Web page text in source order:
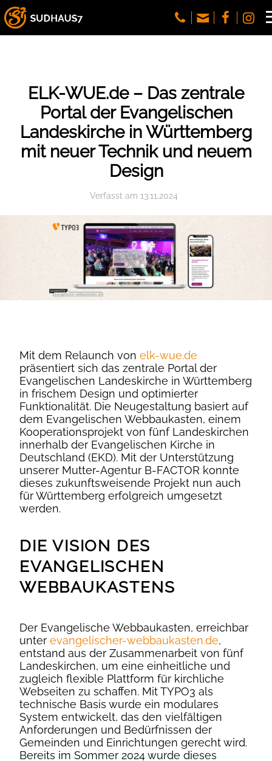
ELK-WUE.de – Das zentrale
Portal der Evangelischen
Landeskirche in Württemberg
mit neuer Technik und neuem
Design
Verfasst am 13.11.2024
Mit dem Relaunch von elk-wue.de
präsentiert sich das zentrale Portal der
Evangelischen Landeskirche in Württemberg
in frischem Design und optimierter
Funktionalität. Die Neugestaltung basiert auf
dem Evangelischen Webbaukasten, einem
Kooperationsprojekt von fünf Landeskirchen
innerhalb der Evangelischen Kirche in
Deutschland (EKD). Mit der Unterstützung
unserer Mutter-Agentur B-FACTOR konnte
dieses zukunftsweisende Projekt nun auch
für Württemberg erfolgreich umgesetzt
werden.
DIE VISION DES
EVANGELISCHEN
WEBBAUKASTENS
Der Evangelische Webbaukasten, erreichbar
unter evangelischer-webbaukasten.de,
entstand aus der Zusammenarbeit von fünf
Landeskirchen, um eine einheitliche und
zugleich flexible Plattform für kirchliche
Webseiten zu schaffen. Mit TYPO3 als
technische Basis wurde ein modulares
System entwickelt, das den vielfältigen
Anforderungen und Bedürfnissen der
Gemeinden und Einrichtungen gerecht wird.
Bereits im Sommer 2024 wurde dieses